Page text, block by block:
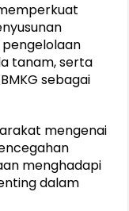
tanam, serta
sebagai
mengenai
menghadapi
dalam